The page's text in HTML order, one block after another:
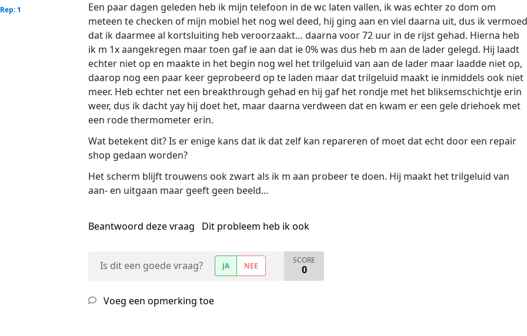
Rep: 1
Een paar dagen geleden heb ik mijn telefoon in de wc laten vallen, ik was echter zo dom om
meteen te checken of mijn mobiel het nog wel deed, hij ging aan en viel daarna uit, dus ik vermoed
dat ik daarmee al kortsluiting heb veroorzaakt… daarna voor 72 uur in de rijst gehad. Hierna heb
ik m 1x aangekregen maar toen gaf ie aan dat ie 0% was dus heb m aan de lader gelegd. Hij laadt
echter niet op en maakte in het begin nog wel het trilgeluid van aan de lader maar laadde niet op,
daarop nog een paar keer geprobeerd op te laden maar dat trilgeluid maakt ie inmiddels ook niet
meer. Heb echter net een breakthrough gehad en hij gaf het rondje met het bliksemschichtje erin
weer, dus ik dacht yay hij doet het, maar daarna verdween dat en kwam er een gele driehoek met
een rode thermometer erin.
Wat betekent dit? Is er enige kans dat ik dat zelf kan repareren of moet dat echt door een repair
shop gedaan worden?
Het scherm blijft trouwens ook zwart als ik m aan probeer te doen. Hij maakt het trilgeluid van
aan- en uitgaan maar geeft geen beeld…
Beantwoord deze vraag Dit probleem heb ik ook
Is dit een goede vraag? JA NEE
SCORE
0
Voeg een opmerking toe